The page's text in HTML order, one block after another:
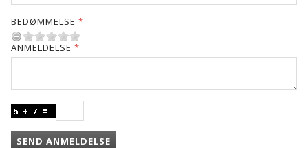
BEDØMMELSE
ANMELDELSE
SEND ANMELDELSE